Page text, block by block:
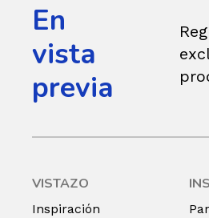
En
vista
previa
VISTAZO
Inspiración